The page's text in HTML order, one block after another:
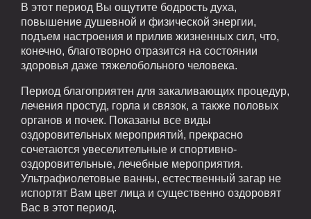
В этот период Вы ощутите бодрость духа,
повышение душевной и физической энергии,
подъем настроения и прилив жизненных сил, что,
конечно, благотворно отразится на состоянии
здоровья даже тяжелобольного человека.
Период благоприятен для закаливающих процедур,
лечения простуд, горла и связок, а также половых
органов и почек. Показаны все виды
оздоровительных мероприятий, прекрасно
сочетаются увеселительные и спортивно-
оздоровительные, лечебные мероприятия.
Ультрафиолетовые ванны, естественный загар не
испортят Вам цвет лица и существенно оздоровят
Вас в этот период.